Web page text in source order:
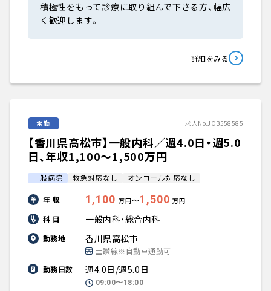
積極性をもって診療に取り組んで下さる方、幅広
く歓迎します。
詳細をみる
常勤 求人No.JOB558585
【香川県高松市】一般内科／週4.0日・週5.0
日、年収1,100〜1,500万円
一般病院 救急対応なし オンコール対応なし
年 収 1,100 万円〜1,500 万円
科 目 一般内科・総合内科
勤務地 香川県高松市
土讃線※自動車通勤可
勤務日数
週4.0日/週5.0日
09:00〜18:00